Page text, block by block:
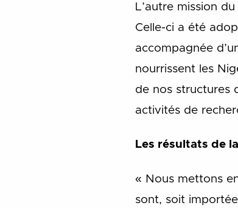
L’autre mission
Celle-ci a été
accompagnée
nourrissent les
de nos structures
activités de
Les résultats de
« Nous mettons
sont, soit